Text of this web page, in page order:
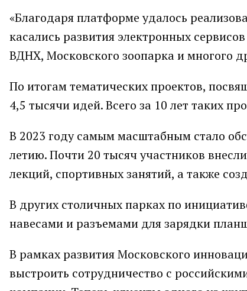
«Благодаря платформе удалось
касались развития электронных
ВДНХ, Московского зоопарка и многого
По итогам тематических проектов,
4,5 тысячи идей. Всего за 10 лет таких
В 2023 году самым масштабным стало
летию. Почти 20 тысяч участников
лекций, спортивных занятий, а также
В других столичных парках по
навесами и разъемами для зарядки
В рамках развития Московского
выстроить сотрудничество с